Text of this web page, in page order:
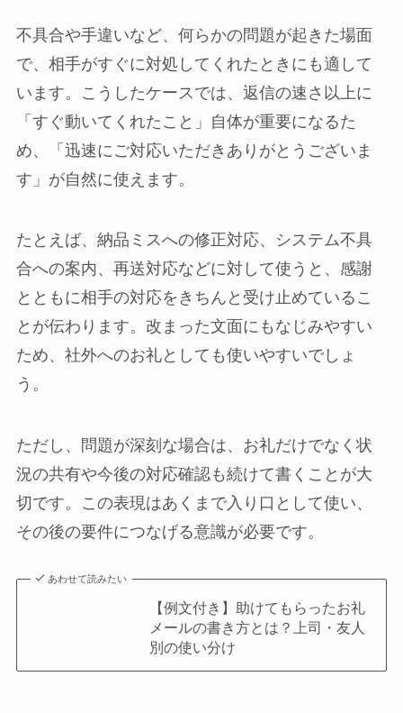
不具合や手違いなど、何らかの問題が起きた場面
で、相手がすぐに対処してくれたときにも適して
います。こうしたケースでは、返信の速さ以上に
「すぐ動いてくれたこと」自体が重要になるた
め、「迅速にご対応いただきありがとうございま
す」が自然に使えます。
たとえば、納品ミスへの修正対応、システム不具
合への案内、再送対応などに対して使うと、感謝
とともに相手の対応をきちんと受け止めているこ
とが伝わります。改まった文面にもなじみやすい
ため、社外へのお礼としても使いやすいでしょ
う。
ただし、問題が深刻な場合は、お礼だけでなく状
況の共有や今後の対応確認も続けて書くことが大
切です。この表現はあくまで入り口として使い、
その後の要件につなげる意識が必要です。
あわせて読みたい
【例文付き】助けてもらったお礼
メールの書き方とは？上司・友人
別の使い分け